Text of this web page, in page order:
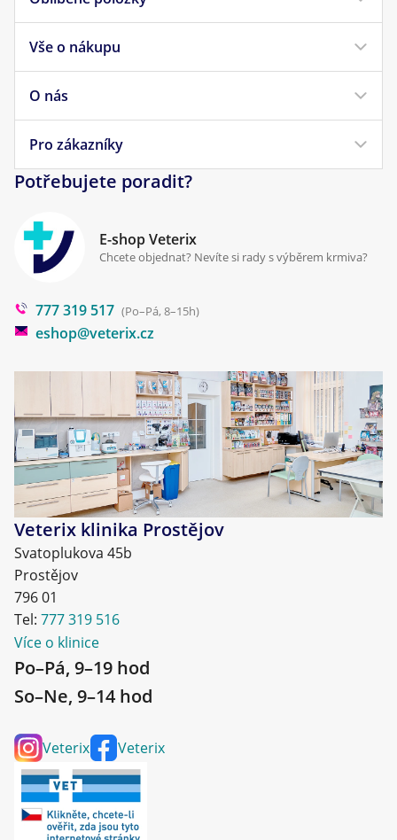
Krmivo pro psy
Krmivo pro kočky
Veterinární diety
Pamlsky pro psy
Vše o nákupu
Doprava a platba
Obchodní podmínky
Reklamace a vrácení
Cookies a podmínky používání
O nás
Náš příběh
Pro zákazníky
Klinika Prostějov
Poradna
Blog
Potřebujete poradit?
E-shop Veterix
Chcete objednat? Nevíte si rady s výběrem krmiva?
777 319 517 (Po–Pá, 8–15h)
eshop@veterix.cz
Veterix klinika Prostějov
Svatoplukova 45b
Prostějov
796 01
Tel: 777 319 516
Více o klinice
Po–Pá, 9–19 hod
So–Ne, 9–14 hod
Veterix Veterix